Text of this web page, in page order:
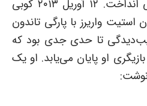
خاطره‌انگیز در زندگی کوبی انداخت. ۱۲ آوریل ۲۰۱۳ کوبی
استیت واریرز با پارگی تاندون
تا حدی جدی بود که
او پایان می‌یابد. او یک